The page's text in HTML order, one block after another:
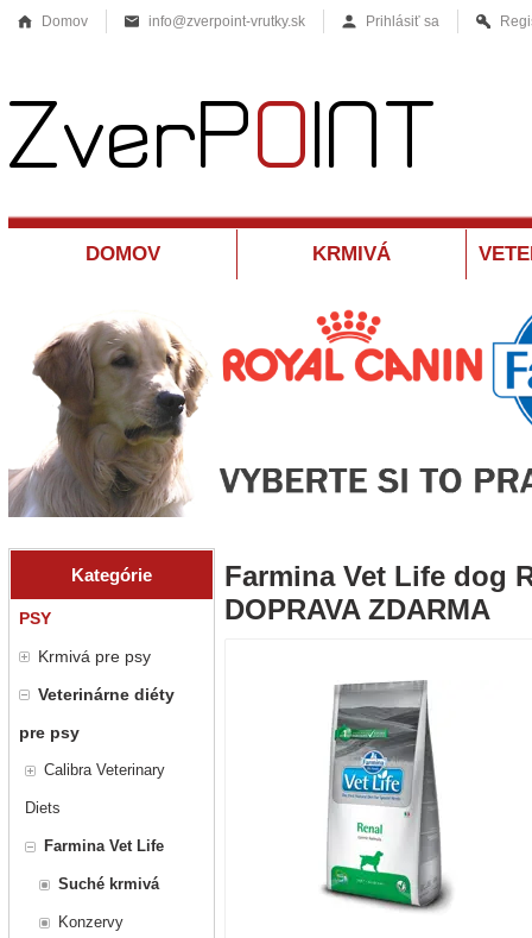
Domov info@zverpoint-vrutky.sk Prihlásiť sa
DOMOV KRMIVÁ
Kategórie
PSY
Krmivá pre psy
Veterinárne diéty
pre psy
Calibra Veterinary
Diets
Farmina Vet Life
Suché krmivá
Konzervy
Farmina Vet Life dog
DOPRAVA ZDARMA